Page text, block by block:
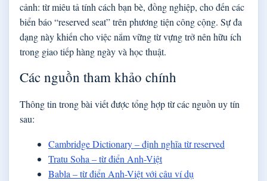
cảnh: từ miêu tả tính cách bạn bè, đồng nghiệp, cho đến các
biển báo “reserved seat” trên phương tiện công cộng. Sự đa
dạng này khiến cho việc nắm vững từ vựng trở nên hữu ích
trong giao tiếp hàng ngày và học thuật.
Các nguồn tham khảo chính
Thông tin trong bài viết được tổng hợp từ các nguồn uy tín
sau:
Cambridge Dictionary – định nghĩa từ reserved
Tratu Soha – từ điển Anh-Việt
Babla – từ điển Anh-Việt với câu ví dụ